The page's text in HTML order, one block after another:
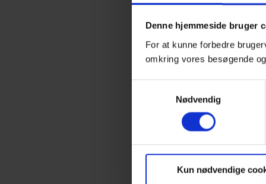
Denne hjemmeside bruger
For at kunne forbedre
omkring vores besøgende
Nødvendig
Kun nødvendige